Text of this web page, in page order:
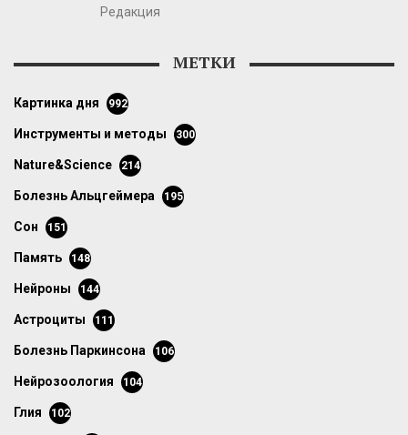
Редакция
МЕТКИ
картинка дня 992
инструменты и методы 300
Nature&Science 214
болезнь Альцгеймера 195
сон 151
память 148
нейроны 144
астроциты 111
болезнь Паркинсона 106
нейрозоология 104
глия 102